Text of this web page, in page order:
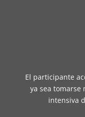
El participante
ya sea tomarse
intensiva